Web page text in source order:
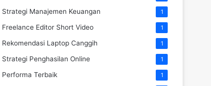
Strategi Manajemen Keuangan 1
Freelance Editor Short Video 1
Rekomendasi Laptop Canggih 1
Strategi Penghasilan Online 1
Performa Terbaik 1